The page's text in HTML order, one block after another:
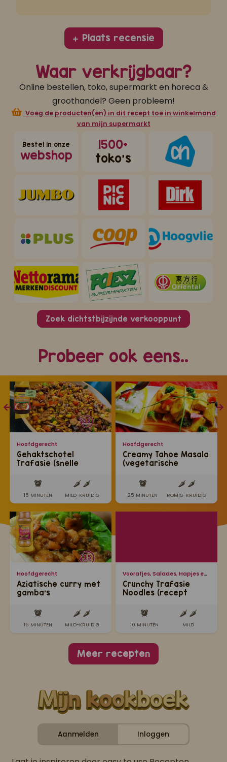
Plaats recensie
Waar verkrijgbaar?
Online bestellen, toko, supermarkt en horeca &
groothandel? Geen probleem!
Voeg de producten(en) in dit recept toe in winkelmand
van mijn supermarkt
Bestel in onze
webshop
1500+
toko's
Zoek dichtstbijzijnde verkooppunt
Probeer ook eens..
Hoofdgerecht
Gehaktschotel
Trafasie (snelle
verse groenten)
15 MINUTEN MILD-KRUIDIG
Hoofdgerecht
Aziatische curry met
gamba’s
15 MINUTEN MILD-KRUIDIG
Hoofdgerecht
Creamy Tahoe Masala
(vegetarische
romige masala saus)
25 MINUTEN ROMIG-KRUIDIG
Voorafjes, Salades, Hapjes en Lekkernijen
Crunchy Trafasie
Noodles (recept
Michelle)
10 MINUTEN MILD
Meer recepten
Aanmelden Inloggen